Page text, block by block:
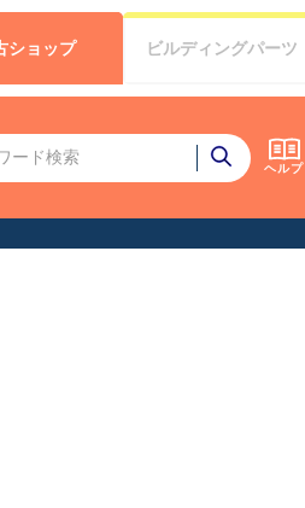
ヘルプ
ショップ ビルディングパーツ
休業について）